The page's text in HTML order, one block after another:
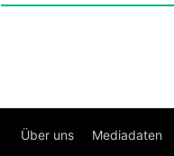
Über uns Mediadaten